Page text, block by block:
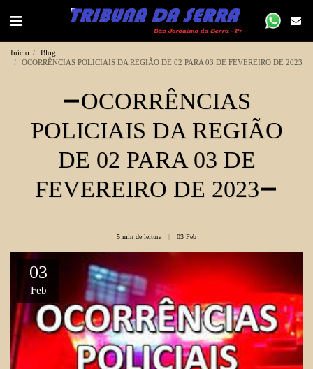
Início
Blog
OCORRÊNCIAS POLICIAIS DA REGIÃO DE 02 PARA 03 DE FEVEREIRO DE 2023
OCORRÊNCIAS
POLICIAIS DA REGIÃO
DE 02 PARA 03 DE
FEVEREIRO DE 2023
5 min de leitura 03 Feb
03
Feb